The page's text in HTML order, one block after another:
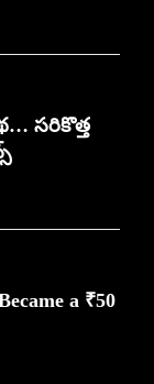
సరికొత్త
a ₹50